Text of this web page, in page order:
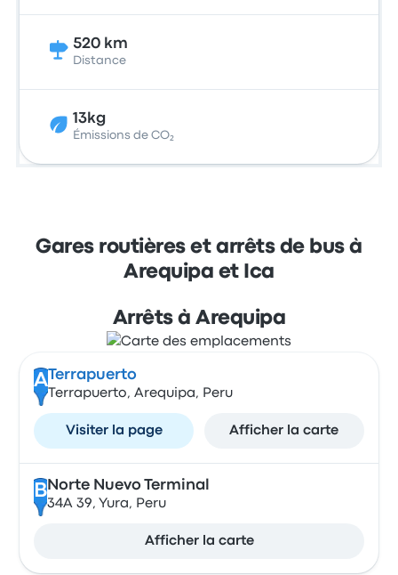
520 km
Distance
13kg
Émissions de CO₂
Gares routières et arrêts de bus à
Arequipa et Ica
Arrêts à Arequipa
A Terrapuerto
Terrapuerto, Arequipa, Peru
Visiter la page Afficher la carte
B Norte Nuevo Terminal
34A 39, Yura, Peru
Afficher la carte